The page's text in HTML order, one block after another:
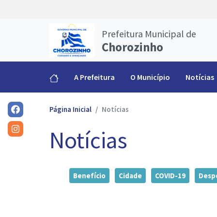
Prefeitura Municipal de
Chorozinho
A Prefeitura O Município Notícias
Página Inicial Notícias
Notícias
Benefício Cidade COVID-19